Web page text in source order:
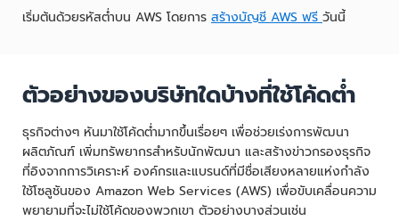
เริ่มต้นด้วยรหัสต่ำบน AWS โดยการ สร้างบัญชี AWS ฟรี วันนี้
ตัวอย่างของบริษัทใดบ้างที่ใช้โค้ดต่ำ
ธุรกิจต่างๆ หันมาใช้โค้ดต่ำมากขึ้นเรื่อยๆ เพื่อช่วยเร่งการพัฒนา
ผลิตภัณฑ์ เพิ่มทรัพยากรสำหรับนักพัฒนา และสร้างข่าวกรองธุรกิจ
ที่อิงจากการวิเคราะห์ องค์กรและแบรนด์ที่มีชื่อเสียงหลายแห่งกำลัง
ใช้โซลูชันของ Amazon Web Services (AWS) เพื่อขับเคลื่อนความ
พยายามที่จะไม่ใช้โค้ดของพวกเขา ตัวอย่างบางส่วนเช่น